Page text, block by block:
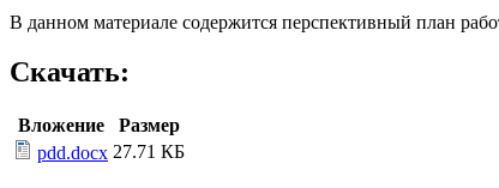
В данном материале содержится перспективный план
Скачать:
Вложение
Размер
pdd.docx 27.71 КБ